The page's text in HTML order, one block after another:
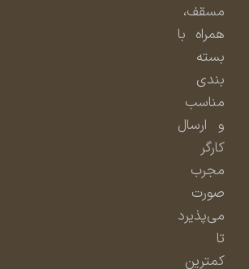
مسقف،
همراه با
بسته
بندی
مناسب
و ارسال
مجرب
صورت
می‌پذیرد
کمترین